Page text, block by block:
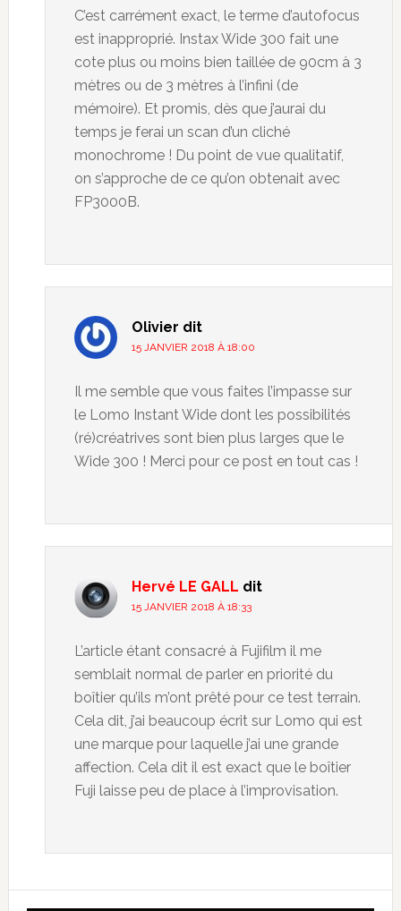
C’est carrément exact, le terme d’autofocus
est inapproprié. Instax Wide 300 fait une
cote plus ou moins bien taillée de 90cm à 3
mètres ou de 3 mètres à l’infini (de
mémoire). Et promis, dès que j’aurai du
temps je ferai un scan d’un cliché
monochrome ! Du point de vue qualitatif,
on s’approche de ce qu’on obtenait avec
FP3000B.
Olivier dit
15 JANVIER 2018 À 18:00
Il me semble que vous faites l’impasse sur
le Lomo Instant Wide dont les possibilités
(ré)créatrives sont bien plus larges que le
Wide 300 ! Merci pour ce post en tout cas !
Hervé LE GALL dit
15 JANVIER 2018 À 18:33
L’article étant consacré à Fujifilm il me
semblait normal de parler en priorité du
boîtier qu’ils m’ont prêté pour ce test terrain.
Cela dit, j’ai beaucoup écrit sur Lomo qui est
une marque pour laquelle j’ai une grande
affection. Cela dit il est exact que le boîtier
Fuji laisse peu de place à l’improvisation.